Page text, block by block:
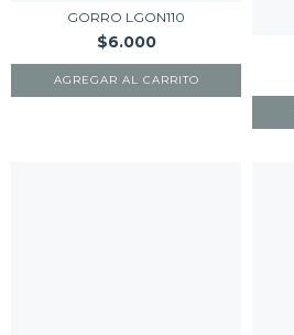
GORRO LGON110
$6.000
AGREGAR AL CARRITO